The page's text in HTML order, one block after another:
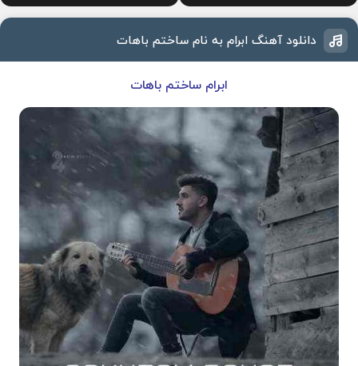
دانلود آهنگ ابرام به نام ساختم باهات
ابرام ساختم باهات